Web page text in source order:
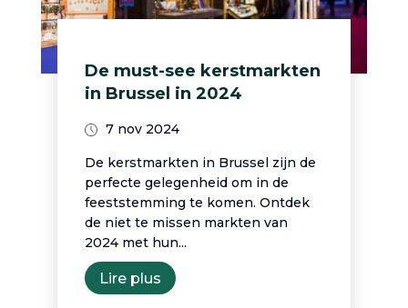
De must-see kerstmarkten
in Brussel in 2024
7 nov 2024
De kerstmarkten in Brussel zijn de
perfecte gelegenheid om in de
feeststemming te komen. Ontdek
de niet te missen markten van
2024 met hun...
Lire plus